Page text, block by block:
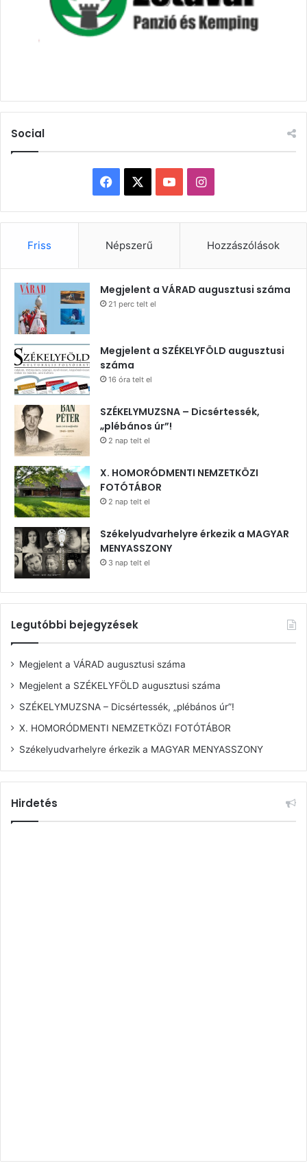
Social
Facebook YouTubeInstagram
Friss Népszerű Hozzászólások
Megjelent a VÁRAD augusztusi száma
21 perc telt el
Megjelent a SZÉKELYFÖLD augusztusi
száma
16 óra telt el
SZÉKELYMUZSNA – Dicsértessék,
„plébános úr”!
2 nap telt el
X. HOMORÓDMENTI NEMZETKÖZI
FOTÓTÁBOR
2 nap telt el
Székelyudvarhelyre érkezik a MAGYAR
MENYASSZONY
3 nap telt el
Legutóbbi bejegyzések
Megjelent a VÁRAD augusztusi száma
Megjelent a SZÉKELYFÖLD augusztusi száma
SZÉKELYMUZSNA – Dicsértessék, „plébános úr”!
X. HOMORÓDMENTI NEMZETKÖZI FOTÓTÁBOR
Székelyudvarhelyre érkezik a MAGYAR MENYASSZONY
Hirdetés